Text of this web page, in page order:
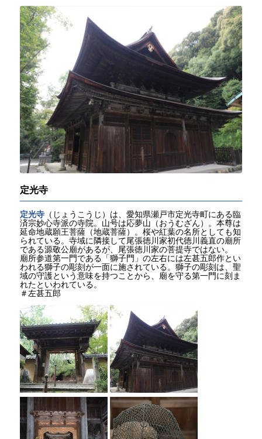
定光寺
定光寺（じょうこうじ）は、愛知県瀬戸市定光寺町にある臨
済宗妙心寺派の寺院。山号は応夢山（おうむざん）。本尊は
延命地蔵願王菩薩（地蔵菩薩）。桜や紅葉の名所としても知
られている。寺域に隣接して尾張徳川家初代徳川義直の廟所
である源敬公廟があるが、尾張徳川家の菩提寺ではない。
廟所参道第一門である「獅子門」の左右には左甚五郎作とい
われる獅子の彫刻が一面に施されている。獅子の彫刻は、聖
域の守護という意味を持つことから、廟を守る第一門に刻ま
れたといわれている。
＃左甚五郎